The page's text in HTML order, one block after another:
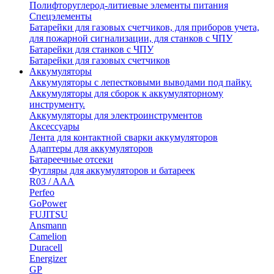
Полифторуглерод-литиевые элементы питания
Спецэлементы
Батарейки для газовых счетчиков, для приборов учета,
для пожарной сигнализации, для станков с ЧПУ
Батарейки для станков с ЧПУ
Батарейки для газовых счетчиков
Аккумуляторы
Аккумуляторы с лепестковыми выводами под пайку.
Аккумуляторы для сборок к аккумуляторному
инструменту.
Аккумуляторы для электроинструментов
Аксессуары
Лента для контактной сварки аккумуляторов
Адаптеры для аккумуляторов
Батареечные отсеки
Футляры для аккумуляторов и батареек
R03 / AAA
Perfeo
GoPower
FUJITSU
Ansmann
Camelion
Duracell
Energizer
GP